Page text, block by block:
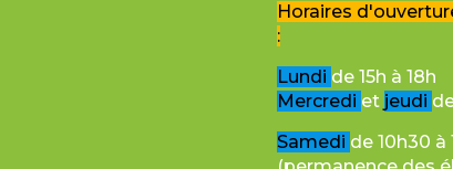
Horaires
:
Lundi de 15h à 18h
Mercredi et jeudi
Samedi de 10h30 à